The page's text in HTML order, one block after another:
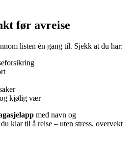
før avreise
listen én gang til. Sjekk at du har:
kjølig vær
med navn og
klar til å reise – uten stress, overvekt